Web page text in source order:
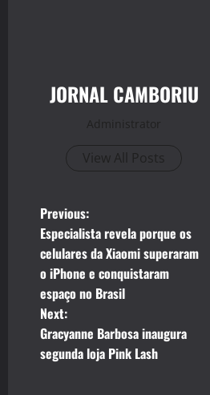
JORNAL CAMBORIU
Administrator
View All Posts
P
o
s
t
n
Previous:
Especialista revela porque os
celulares da Xiaomi superaram
o iPhone e conquistaram
espaço no Brasil
Next:
Gracyanne Barbosa inaugura
segunda loja Pink Lash